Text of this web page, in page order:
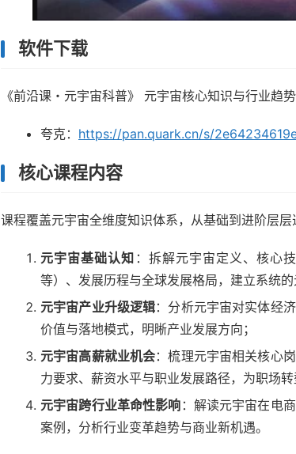
软件下载
《前沿课・元宇宙科普》 元宇宙核心知识与行业趋势
夸克： https://pan.quark.cn/s/
核心课程内容
课程覆盖元宇宙全维度知识体系，从基础到进阶层层
元宇宙基础认知 ：拆解元宇宙定义、核心
等）、发展历程与全球发展格局，建立系统的
元宇宙产业升级逻辑：分析元宇宙对实体经
价值与落地模式，明晰产业发展方向；
元宇宙高薪就业机会：梳理元宇宙相关核心
力要求、薪资水平与职业发展路径，为职场转
元宇宙跨行业革命性影响 ：解读元宇宙在电
案例，分析行业变革趋势与商业新机遇。